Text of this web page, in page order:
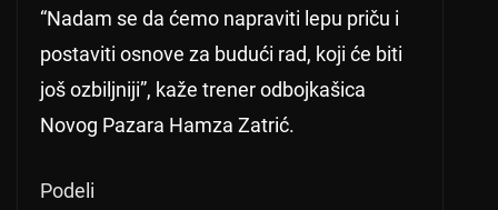
“Nadam se da ćemo napraviti lepu priču i
postaviti osnove za budući rad, koji će biti
još ozbiljniji”, kaže trener odbojkašica
Novog Pazara Hamza Zatrić.
Podeli